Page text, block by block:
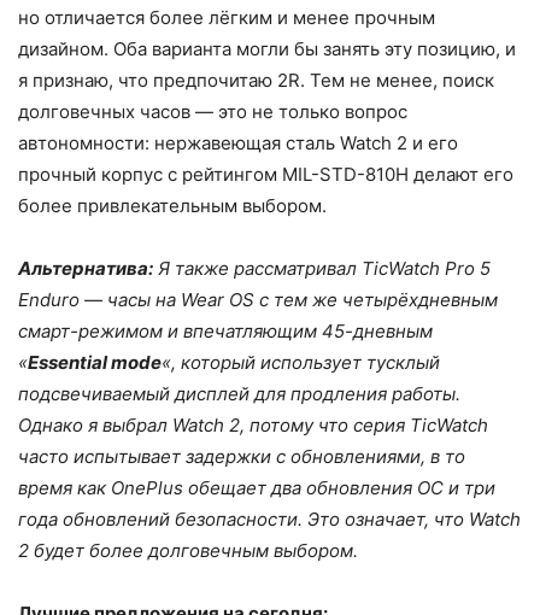
но отличается более лёгким и менее прочным
дизайном. Оба варианта могли бы занять эту позицию, и
я признаю, что предпочитаю 2R. Тем не менее, поиск
долговечных часов — это не только вопрос
автономности: нержавеющая сталь Watch 2 и его
прочный корпус с рейтингом MIL-STD-810H делают его
более привлекательным выбором.
Альтернатива: Я также рассматривал TicWatch Pro 5
Enduro — часы на Wear OS с тем же четырёхдневным
смарт-режимом и впечатляющим 45-дневным
«Essential mode«, который использует тусклый
подсвечиваемый дисплей для продления работы.
Однако я выбрал Watch 2, потому что серия TicWatch
часто испытывает задержки с обновлениями, в то
время как OnePlus обещает два обновления ОС и три
года обновлений безопасности. Это означает, что Watch
2 будет более долговечным выбором.